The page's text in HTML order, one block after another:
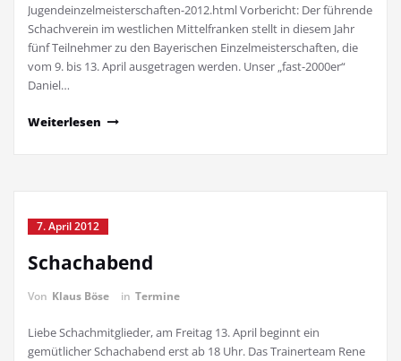
Jugendeinzelmeisterschaften-2012.html Vorbericht: Der führende
Schachverein im westlichen Mittelfranken stellt in diesem Jahr
fünf Teilnehmer zu den Bayerischen Einzelmeisterschaften, die
vom 9. bis 13. April ausgetragen werden. Unser „fast-2000er“
Daniel…
Weiterlesen
7. April 2012
Schachabend
Von Klaus Böse in Termine
Liebe Schachmitglieder, am Freitag 13. April beginnt ein
gemütlicher Schachabend erst ab 18 Uhr. Das Trainerteam Rene